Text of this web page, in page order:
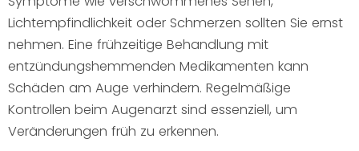
Lichtempfindlichkeit oder Schmerzen sollten Sie ernst
nehmen. Eine frühzeitige Behandlung mit
entzündungshemmenden Medikamenten kann
Schäden am Auge verhindern. Regelmäßige
Kontrollen beim Augenarzt sind essenziell, um
Veränderungen früh zu erkennen.